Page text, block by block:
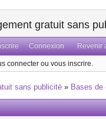
gratuit sans
Connexion Revenir
connecter ou vous inscrire.
sans publicité » Bases de